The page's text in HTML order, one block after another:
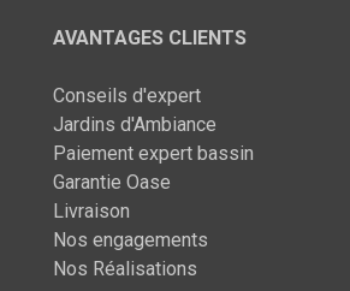
AVANTAGES CLIENTS
Conseils d'expert
Jardins d'Ambiance
Paiement expert bassin
Garantie Oase
Livraison
Nos engagements
Nos Réalisations